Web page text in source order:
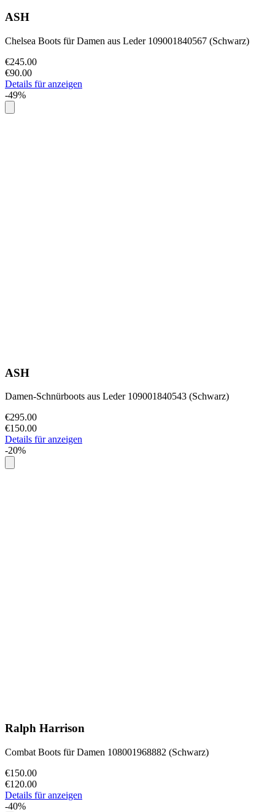
ASH
Chelsea Boots für Damen aus Leder 109001840567 (Schwarz)
€245.00
€90.00
Details für anzeigen
-49%
ASH
Damen-Schnürboots aus Leder 109001840543 (Schwarz)
€295.00
€150.00
Details für anzeigen
-20%
Ralph Harrison
Combat Boots für Damen 108001968882 (Schwarz)
€150.00
€120.00
Details für anzeigen
-40%